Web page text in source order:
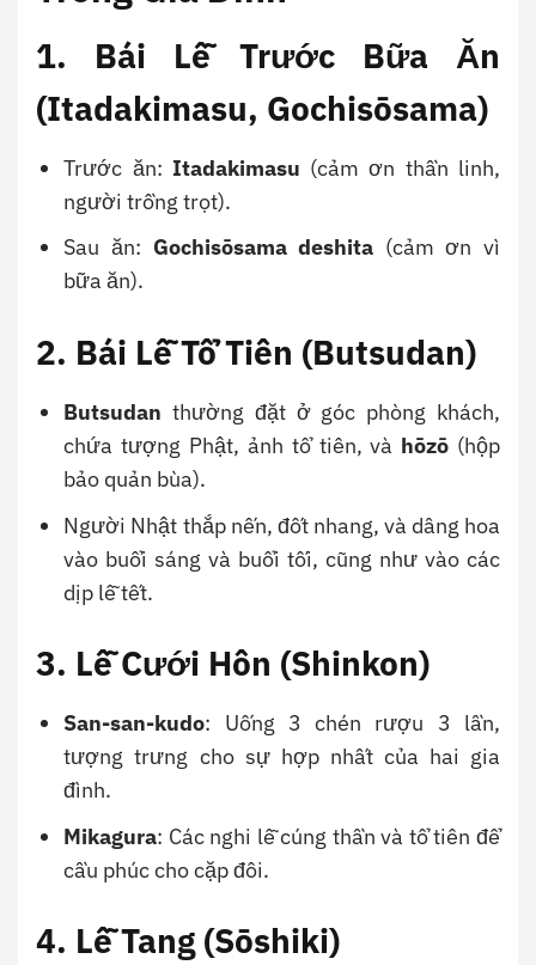
1. Bái Lễ Trước Bữa Ăn
(Itadakimasu, Gochisōsama)
Trước ăn: Itadakimasu (cảm ơn thần linh,
người trồng trọt).
Sau ăn: Gochisōsama deshita (cảm ơn vì
bữa ăn).
2. Bái Lễ Tổ Tiên (Butsudan)
Butsudan thường đặt ở góc phòng khách,
chứa tượng Phật, ảnh tổ tiên, và hōzō (hộp
bảo quản bùa).
Người Nhật thắp nến, đốt nhang, và dâng hoa
vào buổi sáng và buổi tối, cũng như vào các
dịp lễ tết.
3. Lễ Cưới Hôn (Shinkon)
San-san-kudo: Uống 3 chén rượu 3 lần,
tượng trưng cho sự hợp nhất của hai gia
đình.
Mikagura: Các nghi lễ cúng thần và tổ tiên để
cầu phúc cho cặp đôi.
4. Lễ Tang (Sōshiki)